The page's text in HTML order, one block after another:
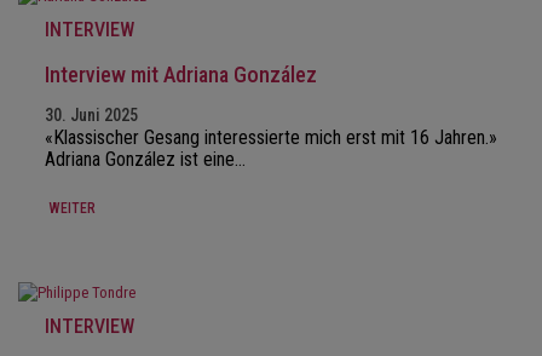
INTERVIEW
Interview mit Adriana González
30. Juni 2025
«Klassischer Gesang interessierte mich erst mit 16 Jahren.»
Adriana González ist eine…
WEITER
INTERVIEW